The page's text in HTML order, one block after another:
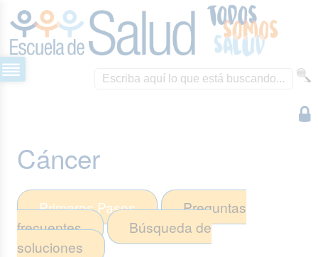
Cáncer
Primeros Pasos
Preguntas
frecuentes
Búsqueda de
soluciones